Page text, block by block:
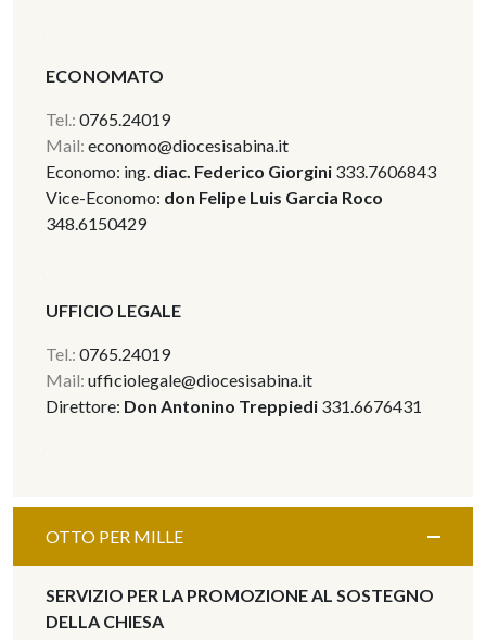
ECONOMATO
Tel.: 0765.24019
Mail: economo@diocesisabina.it
Economo: ing. diac. Federico Giorgini 333.7606843
Vice-Economo: don Felipe Luis Garcia Roco
348.6150429
UFFICIO LEGALE
Tel.: 0765.24019
Mail: ufficiolegale@diocesisabina.it
Direttore: Don Antonino Treppiedi 331.6676431
OTTO PER MILLE
SERVIZIO PER LA PROMOZIONE AL SOSTEGNO
DELLA CHIESA